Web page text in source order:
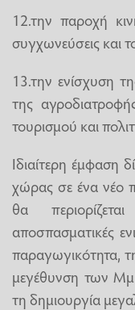
12.την παροχή
συγχωνεύσεις και
13.την ενίσχυση
της
τουρισμού και
Ιδιαίτερη έμφαση
χώρας σε ένα νέο
θα
αποσπασματικές
παραγωγικότητα,
μεγέθυνση των
τη δημιουργία